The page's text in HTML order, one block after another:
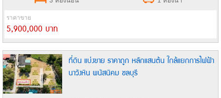
ราคาขาย
5,900,000 บาท
ที่ดิน แบ่งขาย ราคาถูก หลักแสนต้น ใกล้แยกการไฟฟ้า
นาวังหิน พนัสนิคม ชลบุรี